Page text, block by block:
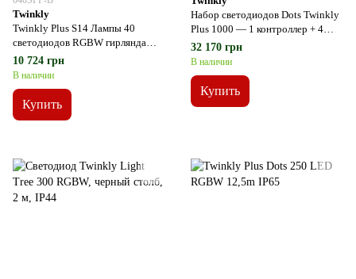
Twinkly
Twinkly Plus S14 Лампы 40
светодиодов RGBW гирлянда
20м IP65
10 724 грн
В наличии
Купить
Набор светодиодов Dots Twinkly
Plus 1000 — 1 контроллер + 4
светодиода Dots 250 RGBW
32 170 грн
В наличии
Купить